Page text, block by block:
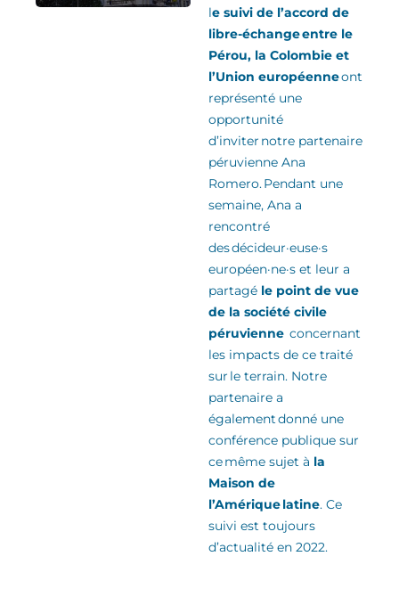
le suivi de l’accord de
libre-échange entre le
Pérou, la Colombie et
l’Union européenneont
représenté une
opportunité
d’inviter notre partenaire
péruvienne Ana
Romero.Pendant une
semaine, Ana a
rencontré
desdécideur·euse·s
européen·ne·s et leur a
partagé le point de vue
de la société civile
péruvienne concernant
les impacts de ce traité
sur le terrain. Notre
partenaire a
également donné une
conférence publique sur
ce même sujet à la
Maison de
l’Amérique latine. Ce
suivi est toujours
d’actualité en 2022.